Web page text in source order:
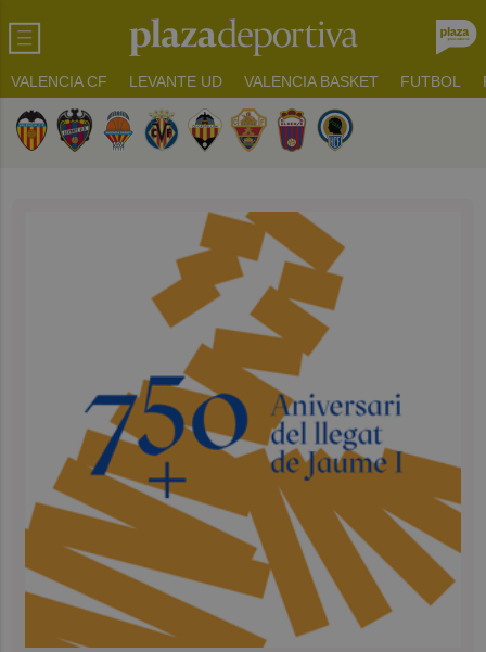
VALENCIA CF LEVANTE UD VALENCIA BASKET FUTBOL